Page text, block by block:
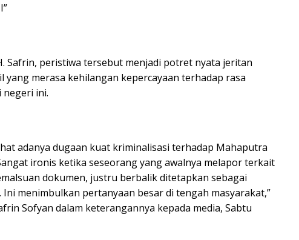
Safrin, peristiwa tersebut menjadi potret nyata jeritan
yang merasa kehilangan kepercayaan terhadap rasa
negeri ini.
adanya dugaan kuat kriminalisasi terhadap Mahaputra
ironis ketika seseorang yang awalnya melapor terkait
dokumen, justru berbalik ditetapkan sebagai
Ini menimbulkan pertanyaan besar di tengah masyarakat,”
Sofyan dalam keterangannya kepada media, Sabtu